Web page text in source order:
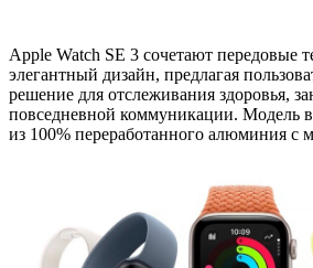
Apple Watch SE 3 сочетают передовые
элегантный дизайн, предлагая
решение для отслеживания здоровья,
повседневной коммуникации. Модель
из 100% переработанного алюминия с